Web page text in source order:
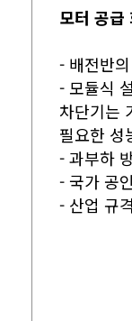
모터 공급
- 배전반
- 모듈식
차단기는
필요한 성
- 과부하
- 국가 공
- 산업 규